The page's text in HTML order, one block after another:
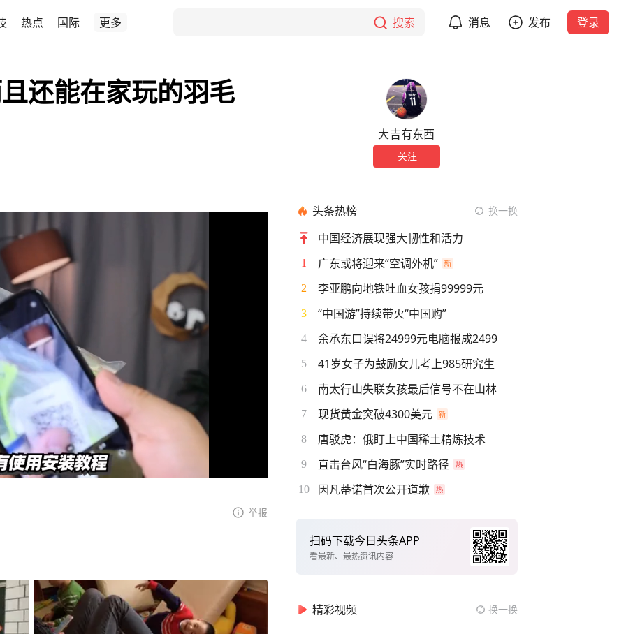
热点 国际 更多 搜索 消息 发布 登录
还能在家玩的羽毛
举报
大吉有东西
关注
头条热榜 换一换
中国经济展现强大韧性和活力
1 广东或将迎来“空调外机”
2 李亚鹏向地铁吐血女孩捐99999元
3 “中国游”持续带火“中国购”
4 余承东口误将24999元电脑报成2499
5 41岁女子为鼓励女儿考上985研究生
6 南太行山失联女孩最后信号不在山林
7 现货黄金突破4300美元
8 唐驳虎：俄盯上中国稀土精炼技术
9 直击台风“白海豚”实时路径
10 因凡蒂诺首次公开道歉
扫码下载今日头条APP
看最新、最热资讯内容
精彩视频 换一换